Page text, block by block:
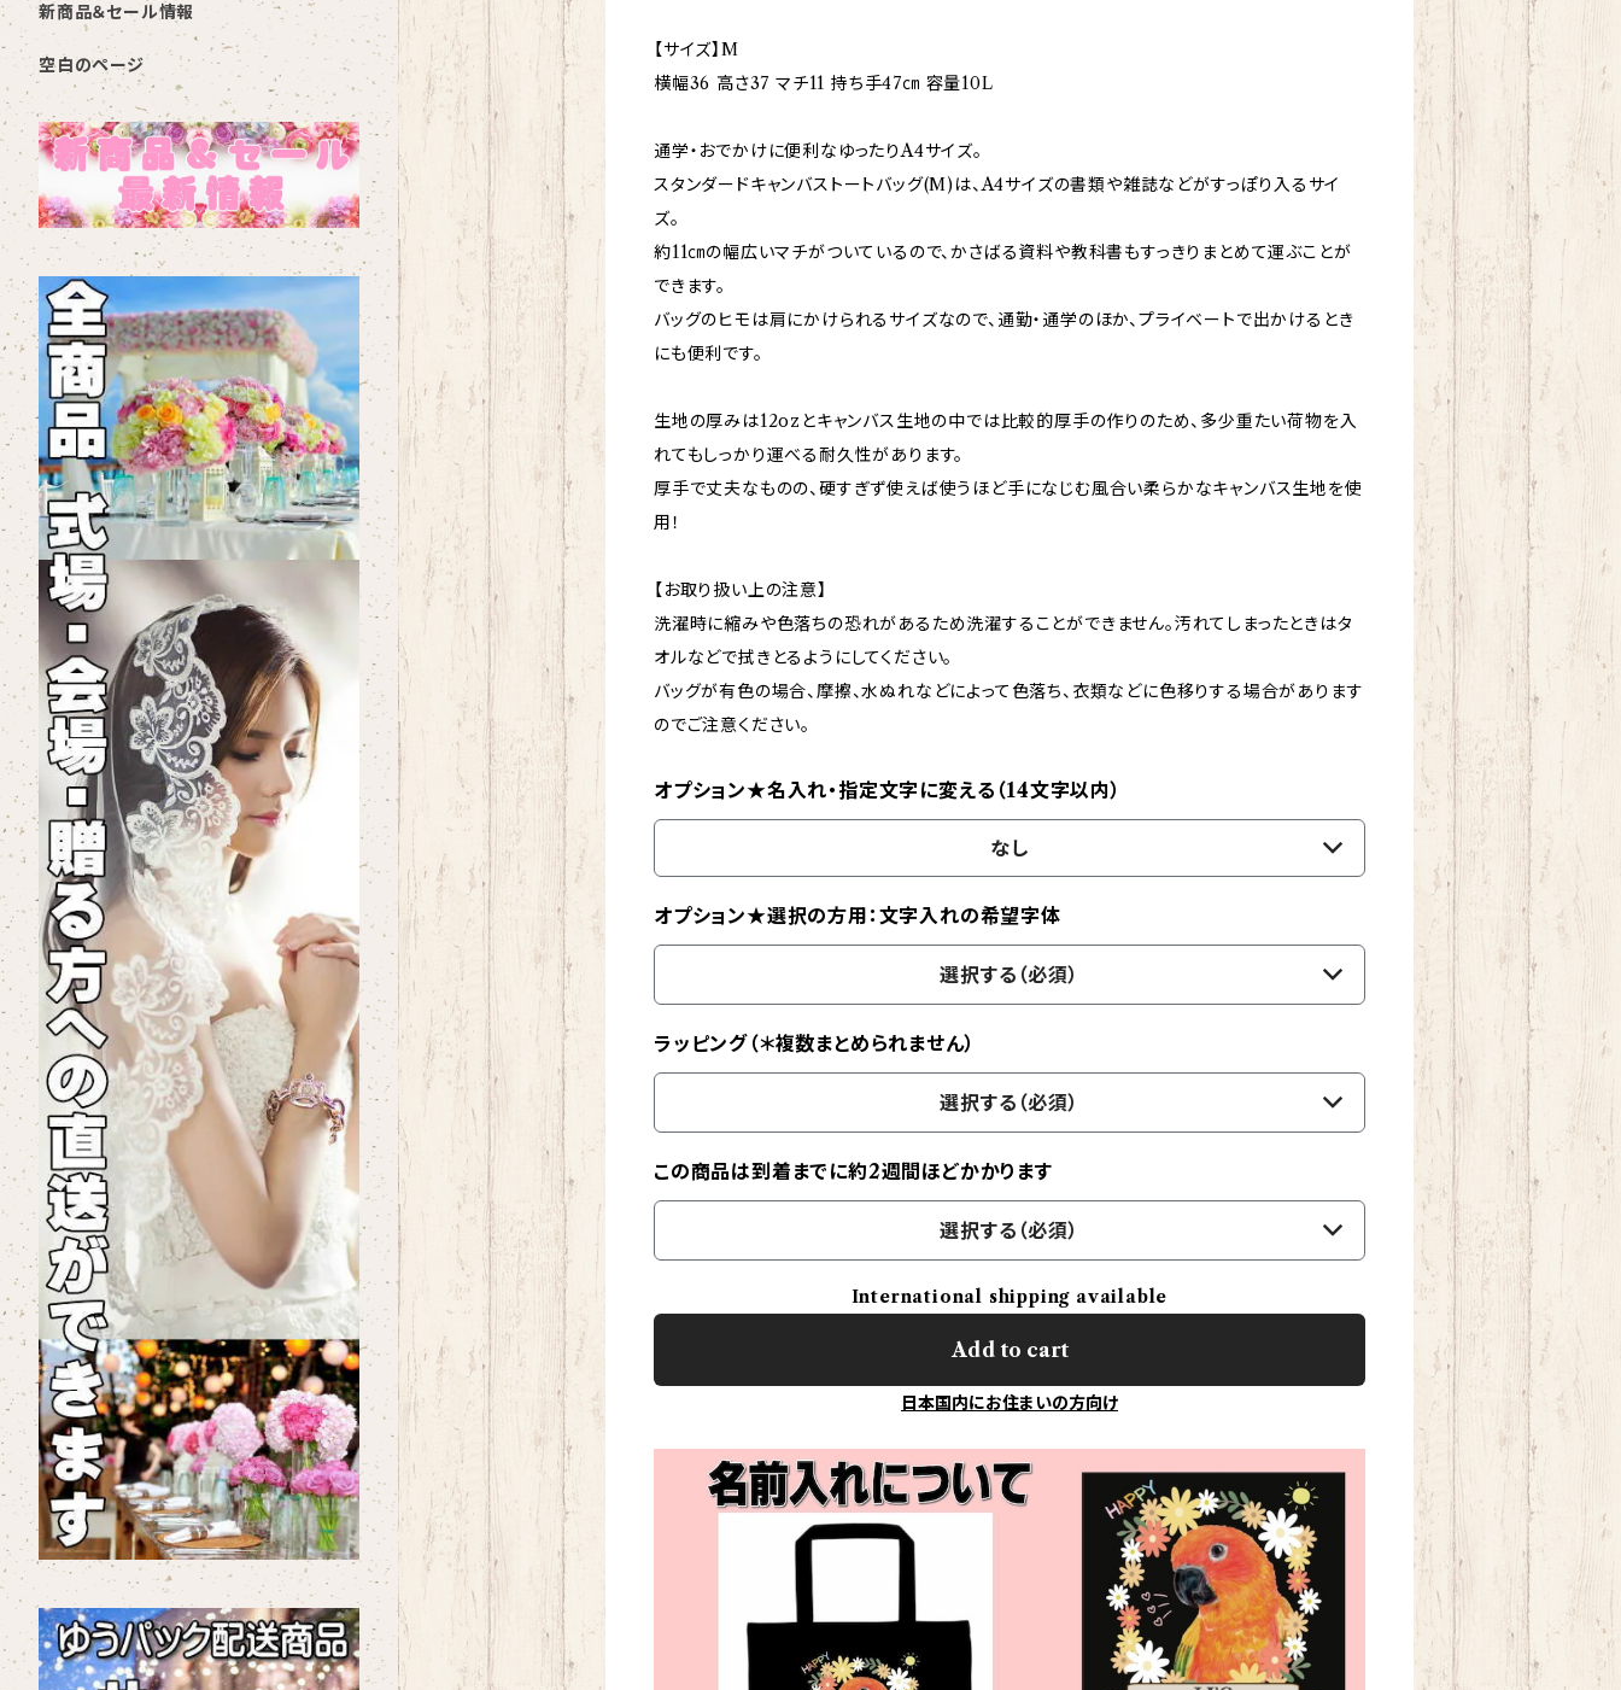
【サイズ】M
横幅36 高さ37 マチ11 持ち手47㎝ 容量10L
通学・おでかけに便利なゆったりA4サイズ。
スタンダードキャンバストートバッグ(M)は、A4サイズの書類や雑誌などがすっぽり入るサイ
ズ。
約11㎝の幅広いマチがついているので、かさばる資料や教科書もすっきりまとめて運ぶことが
できます。
バッグのヒモは肩にかけられるサイズなので、通勤・通学のほか、プライベートで出かけるとき
にも便利です。
生地の厚みは12ozとキャンバス生地の中では比較的厚手の作りのため、多少重たい荷物を入
れてもしっかり運べる耐久性があります。
厚手で丈夫なものの、硬すぎず使えば使うほど手になじむ風合い柔らかなキャンバス生地を使
用！
【お取り扱い上の注意】
洗濯時に縮みや色落ちの恐れがあるため洗濯することができません。汚れてしまったときはタ
オルなどで拭きとるようにしてください。
バッグが有色の場合、摩擦、水ぬれなどによって色落ち、衣類などに色移りする場合があります
のでご注意ください。
オプション★名入れ・指定文字に変える（14文字以内）
なし
オプション★選択の方用：文字入れの希望字体
選択する（必須）
ラッピング（＊複数まとめられません）
選択する（必須）
この商品は到着までに約2週間ほどかかります
選択する（必須）
International shipping available
Add to cart
日本国内にお住まいの方向け
新商品＆セール情報
空白のページ